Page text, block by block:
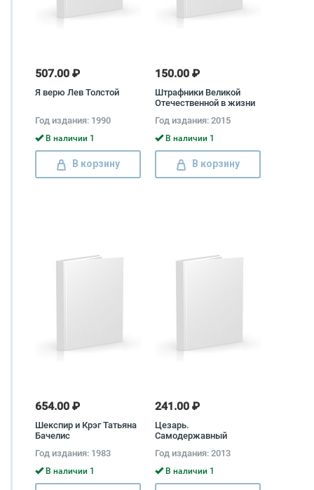
507.00 ₽
Я верю Лев Толстой
Год издания: 1990
В наличии 1
В корзину
150.00 ₽
Штрафники Великой
Отечественной в жизни
Год издания: 2015
В наличии 1
В корзину
654.00 ₽
Шекспир и Крэг Татьяна
Бачелис
Год издания: 1983
В наличии 1
241.00 ₽
Цезарь.
Самодержавный
Геворкян
Год издания: 2013
В наличии 1